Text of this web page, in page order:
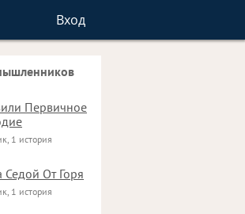
Вход
Первичное
1 история
Седой От Горя
1 история